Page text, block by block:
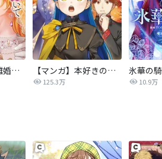
旦那様、稼いで離婚させていただきます！ 【マンガ】本好きの下剋上 第四部
125.3万 10.9万